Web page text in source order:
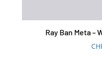
Ray Ban Meta –